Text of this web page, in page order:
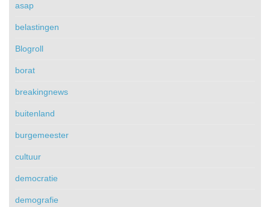
asap
belastingen
Blogroll
borat
breakingnews
buitenland
burgemeester
cultuur
democratie
demografie